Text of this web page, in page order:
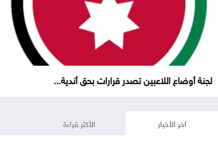
لجنة أوضاع اللاعبين تصدر قرارات بحق أندية...
آخر الأخبار الأكثر قراءة